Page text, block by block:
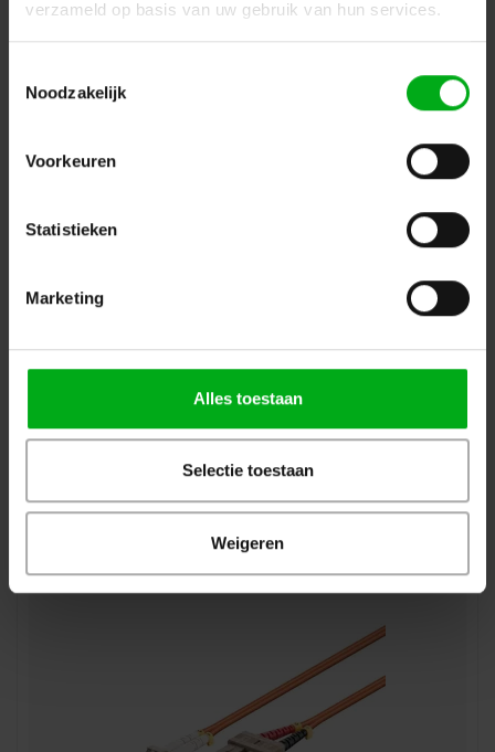
verzameld op basis van uw gebruik van hun services.
Noodzakelijk
Voorkeuren
Statistieken
Marketing
Alles toestaan
Selectie toestaan
Weigeren
Lengte: 20m
DSIT | Glasvezelkabel LC-ST OM2
Op voorraad levertijd 1 a 3 werkdagen
Login voor prijzen